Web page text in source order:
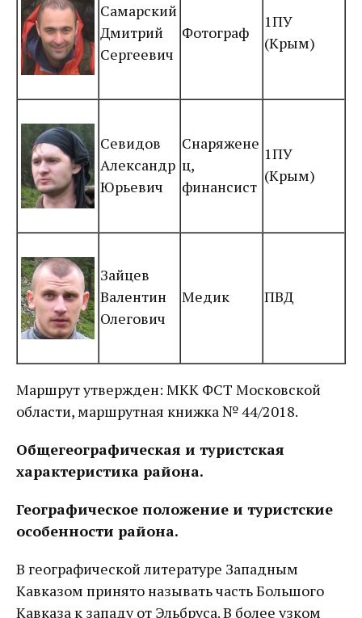
Самарский
Дмитрий
Сергеевич
Фотограф
1ПУ
(Крым)
Севидов
Александр
Юрьевич
Снаряжене
ц,
финансист
1ПУ
(Крым)
Зайцев
Валентин
Олегович
Медик ПВД
Маршрут утвержден: МКК ФСТ Московской
области, маршрутная книжка № 44/2018.
Общегеографическая и туристская
характеристика района.
Географическое положение и туристские
особенности района.
В географической литературе Западным
Кавказом принято называть часть Большого
Кавказа к западу от Эльбруса. В более узком